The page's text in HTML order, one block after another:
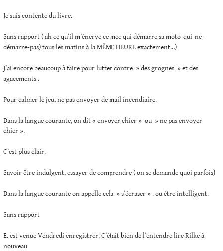
Je suis contente du livre.
Sans rapport ( ah ce qu’il m’énerve ce mec qui démarre sa moto-qui-ne-
démarre-pas) tous les matins à la MÊME HEURE exactement…)
J’ai encore beaucoup à faire pour lutter contre » des grognes » et des
agacements .
Pour calmer le jeu, ne pas envoyer de mail incendiaire.
Dans la langue courante, on dit « envoyer chier » ou » ne pas envoyer
chier ».
C’est plus clair.
Savoir être indulgent, essayer de comprendre ( on se demande quoi parfois)
Dans la langue courante on appelle cela » s’écraser » . ou être intelligent.
Sans rapport
E. est venue Vendredi enregistrer. C’était bien de l’entendre lire Rilke à
nouveau